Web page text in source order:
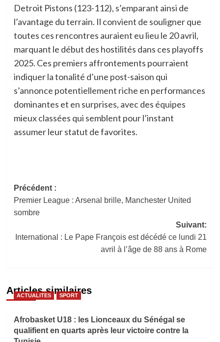
Detroit Pistons (123-112), s’emparant ainsi de
l’avantage du terrain. Il convient de souligner que
toutes ces rencontres auraient eu lieu le 20 avril,
marquant le début des hostilités dans ces playoffs
2025. Ces premiers affrontements pourraient
indiquer la tonalité d’une post-saison qui
s’annonce potentiellement riche en performances
dominantes et en surprises, avec des équipes
mieux classées qui semblent pour l’instant
assumer leur statut de favorites.​​​​​​​​​​​​​​​​
Navigation
d’article
Précédent :
Premier League : Arsenal brille, Manchester United
sombre
Suivant:
International : Le Pape François est décédé ce lundi 21
avril à l’âge de 88 ans à Rome
Articles similaires
ACTUALITES SPORT
Afrobasket U18 : les Lionceaux du Sénégal se
qualifient en quarts après leur victoire contre la